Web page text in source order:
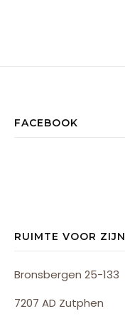
FACEBOOK
RUIMTE VOOR ZIJN
Bronsbergen 25-133
7207 AD Zutphen